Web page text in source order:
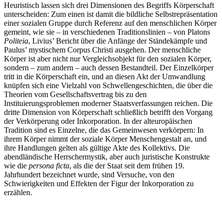
Heuristisch lassen sich drei Dimensionen des Begriffs Körperschaft
unterscheiden: Zum einen ist damit die bildliche Selbstrepräsentation
einer sozialen Gruppe durch Referenz auf den menschlichen Körper
gemeint, wie sie – in verschiedenen Traditionslinien – von Platons
Politeia, Livius’ Bericht über die Anfänge der Ständekämpfe und
Paulus’ mystischem Corpus Christi ausgehen. Der menschliche
Körper ist aber nicht nur Vergleichsobjekt für den sozialen Körper,
sondern – zum andern – auch dessen Bestandteil. Der Einzelkörper
tritt in die Körperschaft ein, und an diesen Akt der Umwandlung
knüpfen sich eine Vielzahl von Schwellengeschichten, die über die
Theorien vom Gesellschaftsvertrag bis zu den
Instituierungsproblemen moderner Staatsverfassungen reichen. Die
dritte Dimension von Körperschaft schließlich betrifft den Vorgang
der Verkörperung oder Inkorporation. In der alteuropäischen
Tradition sind es Einzelne, die das Gemeinwesen verkörpern: In
ihrem Körper nimmt der soziale Körper Menschengestalt an, und
ihre Handlungen gelten als gültige Akte des Kollektivs. Die
abendländische Herrschermystik, aber auch juristische Konstrukte
wie die persona ficta, als die der Staat seit dem frühen 19.
Jahrhundert bezeichnet wurde, sind Versuche, von den
Schwierigkeiten und Effekten der Figur der Inkorporation zu
erzählen.